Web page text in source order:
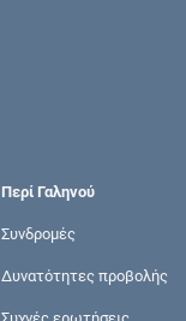
Περί Γαληνού
Συνδρομές
Δυνατότητες προβολής